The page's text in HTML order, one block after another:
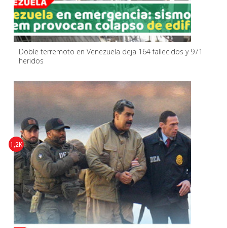
Doble terremoto en Venezuela deja 164 fallecidos y 971
heridos
1,2K